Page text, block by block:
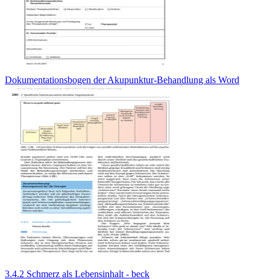
Dokumentationsbogen der Akupunktur-Behandlung als Word
3.4.2 Schmerz als Lebensinhalt - beck